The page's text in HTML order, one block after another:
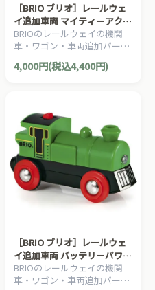
［BRIO ブリオ］レールウェ
イ追加車両 マイティーアクシ
ョン機関車
BRIOのレールウェイの機関
車・ワゴン・車両追加パーツ
替スイッチで手動で遊ぶこと
4,000円(税込4,400円)
［BRIO ブリオ］レールウェ
イ追加車両 バッテリーパワー
機関車（緑）
BRIOのレールウェイの機関
車・ワゴン・車両追加パーツ